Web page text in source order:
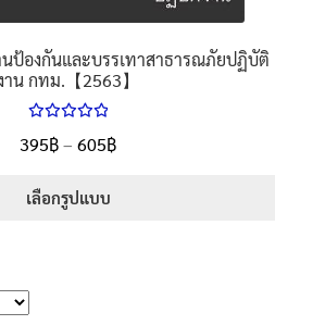
ป้องกันและบรรเทาสาธารณภัยปฏิบัติ
าน กทม.【2563】
5.00
ตั้งแต่
395฿– 605฿Price
เลือกรูปแบบ